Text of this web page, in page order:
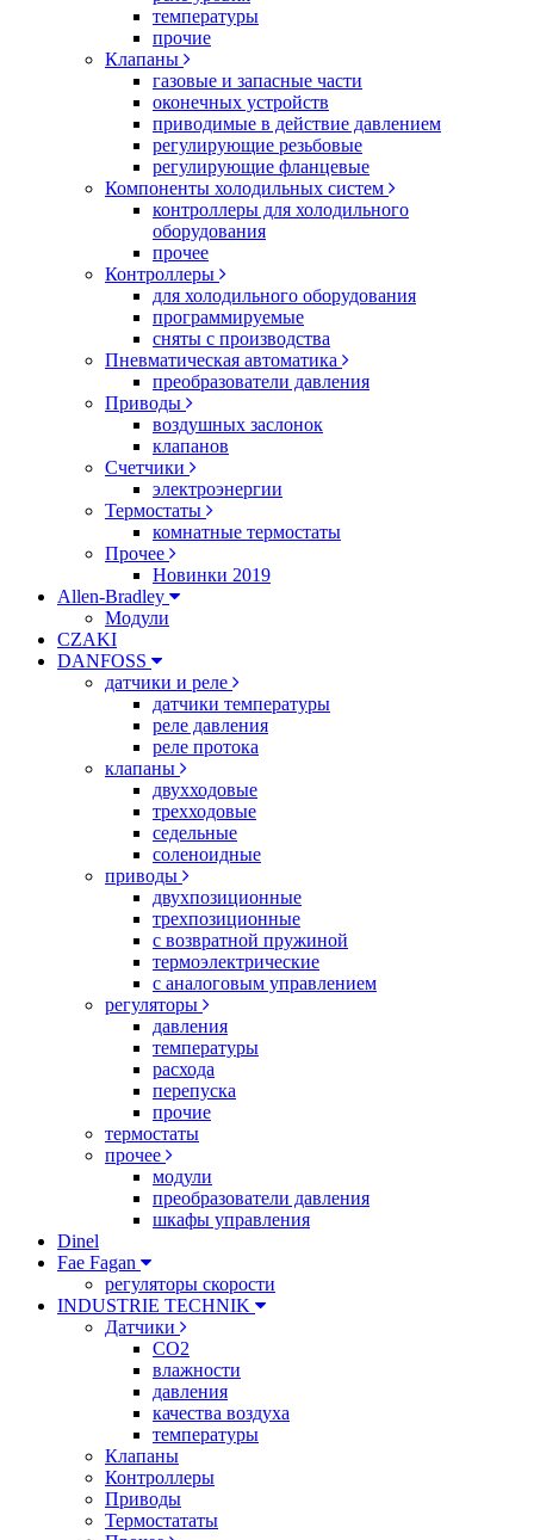
температуры
прочие
Клапаны
газовые и запасные части
оконечных устройств
приводимые в действие давлением
регулирующие резьбовые
регулирующие фланцевые
Компоненты холодильных систем
контроллеры для холодильного
оборудования
прочее
Контроллеры
для холодильного оборудования
программируемые
сняты с производства
Пневматическая автоматика
преобразователи давления
Приводы
воздушных заслонок
клапанов
Счетчики
электроэнергии
Термостаты
комнатные термостаты
Прочее
Новинки 2019
Allen-Bradley
Модули
CZAKI
DANFOSS
датчики и реле
датчики температуры
реле давления
реле протока
клапаны
двухходовые
трехходовые
седельные
соленоидные
приводы
двухпозиционные
трехпозиционные
с возвратной пружиной
термоэлектрические
с аналоговым управлением
регуляторы
давления
температуры
расхода
перепуска
прочие
термостаты
прочее
модули
преобразователи давления
шкафы управления
Dinel
Fae Fagan
регуляторы скорости
INDUSTRIE TECHNIK
Датчики
CO2
влажности
давления
качества воздуха
температуры
Клапаны
Контроллеры
Приводы
Термостататы